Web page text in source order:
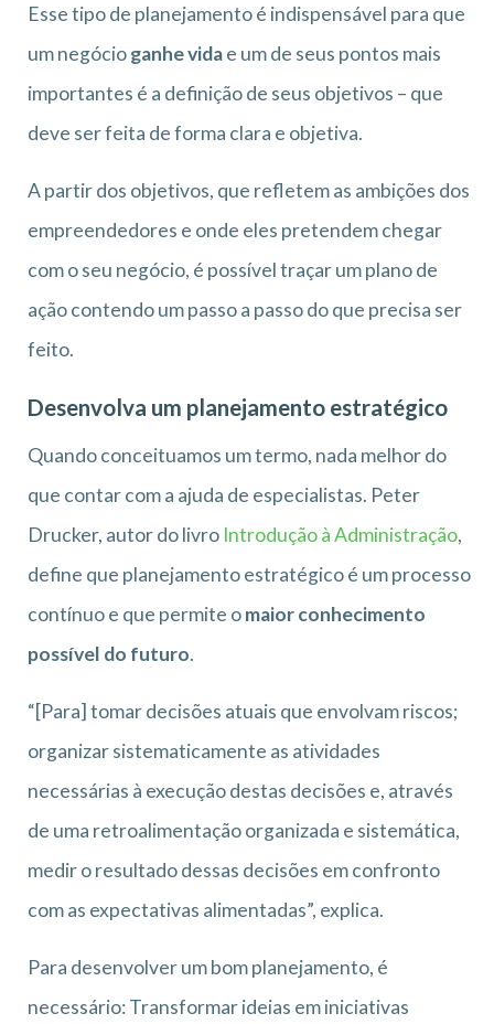
Esse tipo de planejamento é indispensável para que
um negócioganhe vidae um de seus pontos mais
importantes é a definição de seus objetivos – que
deve ser feita de forma clara e objetiva.
A partir dos objetivos, que refletem as ambições dos
empreendedores e onde eles pretendem chegar
com o seu negócio, é possível traçar um plano de
ação contendo um passo a passo do que precisa ser
feito.
Desenvolva um planejamento estratégico
Quando conceituamos um termo, nada melhor do
que contar com a ajuda de especialistas. Peter
Drucker, autor do livro Introdução à Administração,
define que planejamento estratégico é um processo
contínuo e que permite omaior conhecimento
possível do futuro.
“[Para] tomar decisões atuais que envolvam riscos;
organizar sistematicamente as atividades
necessárias à execução destas decisões e, através
de uma retroalimentação organizada e sistemática,
medir o resultado dessas decisões em confronto
com as expectativas alimentadas”, explica.
Para desenvolver um bom planejamento, é
necessário: Transformar ideias em iniciativas